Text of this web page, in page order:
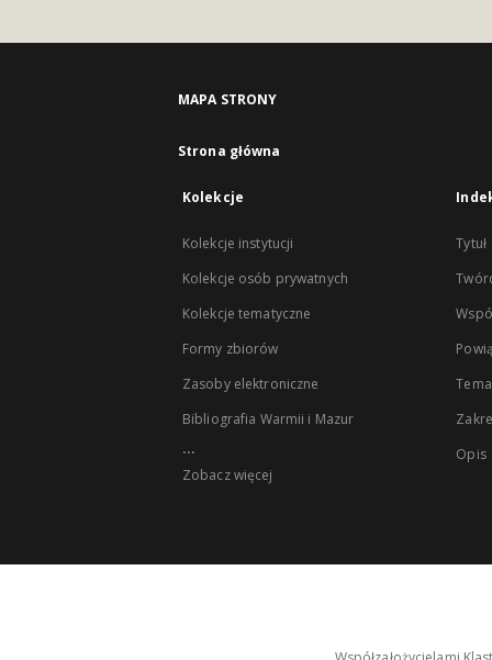
MAPA STRONY
Strona główna
Kolekcje
Kolekcje instytucji
Kolekcje osób prywatnych
Kolekcje tematyczne
Formy zbiorów
Zasoby elektroniczne
Bibliografia Warmii i Mazur
...
Zobacz więcej
Tytuł
Opis